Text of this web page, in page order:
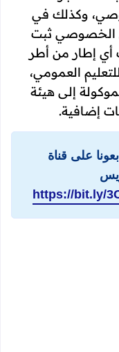
وكذلك في
الخصوصي ثبت
إطار من أطر
العمومي،
إلى هيئة
إضافية.
على قناة
https://bit.ly/